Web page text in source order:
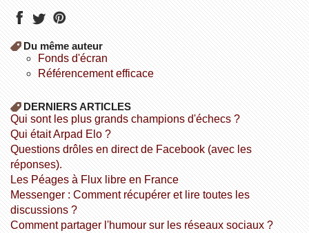
Du même auteur
fonds d'écran
référencement efficace
DERNIERS ARTICLES
Qui sont les plus grands champions d'échecs ?
Qui était Arpad Elo ?
Questions drôles en direct de Facebook (avec les
réponses).
Les Péages à Flux libre en France
Messenger : Comment récupérer et lire toutes les
discussions ?
Comment partager l'humour sur les réseaux sociaux ?